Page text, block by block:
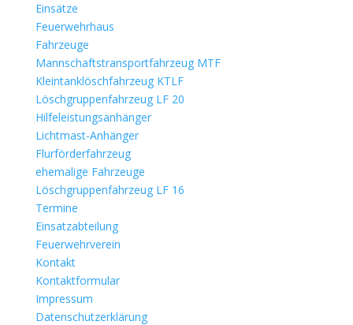
Einsätze
Feuerwehrhaus
Fahrzeuge
Mannschaftstransportfahrzeug MTF
Kleintanklöschfahrzeug KTLF
Löschgruppenfahrzeug LF 20
Hilfeleistungsanhänger
Lichtmast-Anhänger
Flurförderfahrzeug
ehemalige Fahrzeuge
Löschgruppenfahrzeug LF 16
Termine
Einsatzabteilung
Feuerwehrverein
Kontakt
Kontaktformular
Impressum
Datenschutzerklärung